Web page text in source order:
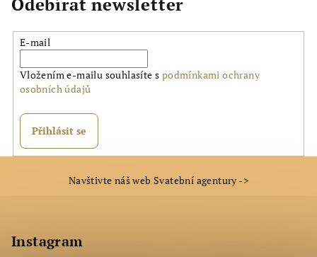
E-mail
Vložením e-mailu souhlasíte s podmínkami ochrany
osobních údajů
Přihlásit se
Navštivte náš web Svatební agentury ->
Instagram